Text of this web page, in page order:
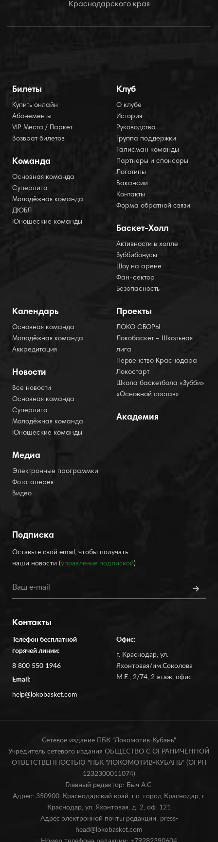
Краснодарского края
Билеты
Купить онлайн
Абонементы
VIP Места / Паркет
Возврат билетов
Команда
Основная команда
Суперлига
Молодёжная команда
ДЮБЛ
Юношеские команды
Клуб
О клубе
История
Руководство
Группа поддержки
Талисман команды
Партнеры и спонсоры
Логотипы
Вакансии
Контакты
Форма обратной связи
Баскет-Холл
Активности в холле
Зуббибонусы
Шоу на арене
Фан-сектор
Безопасность
Календарь
Основная команда
Молодёжная команда
Аккредитация
Новости
Все новости
Основная команда
Суперлига
Молодёжная команда
Юношеские команды
Медиа
Электронные программки
Фотогалерея
Видео
Проекты
ЛОКО СБОРЫ
Локобаскет – Школьная
лига
Первенство Краснодара
Локостарт
Школа баскетбола «Зубби»
«Основной состав»
Академия
Подписка
Оставьте свой email, чтобы получать
наши новости (управление подпиской)
Контакты
Телефон бесплатной
горячей линии:
8 800 550 1946
Email:
help@lokobasket.com
Офис:
г. Краснодар, ул.
Яхонтовая/им.Соколова
М.Е., 2/74, 2 этаж, офис
Сетевое издание ПБК "Локомотив-Кубань"
Учредитель сетевого издания ОБЩЕСТВО С ОГРАНИЧЕННОЙ
ОТВЕТСТВЕННОСТЬЮ "ПБК "ЛОКОМОТИВ-КУБАНЬ" (ОГРН
1232300011074)
Главный редактор: Быч А.С.
Адрес: 350900, Краснодарский край, г.о. город Краснодар, г.
Краснодар, ул. Яхонтовая, д. 2, оф. 121
Адрес электронной почты редакции: press-
head@lokobasket.com